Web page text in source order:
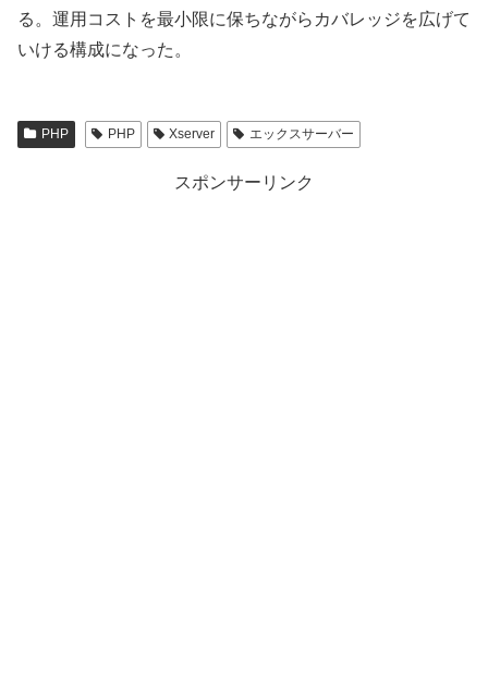
る。運用コストを最小限に保ちながらカバレッジを広げて
いける構成になった。
PHP PHP Xserver エックスサーバー
スポンサーリンク